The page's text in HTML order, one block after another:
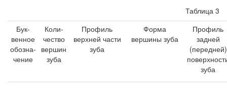
Таблица 3
Бук-
венное
обозна-
чение
Коли-
чество
вершин
зуба
Профиль
верхней части
зуба
Форма
вершины зуба
Профиль
задней
(передней)
зуба